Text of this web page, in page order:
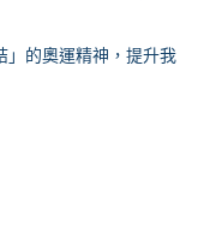
」的奧運精神，提升我